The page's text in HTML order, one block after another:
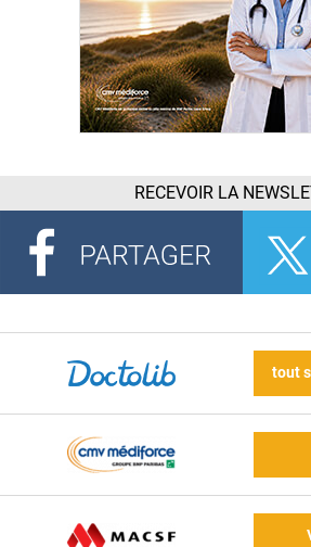
RECEVOIR LA
tout